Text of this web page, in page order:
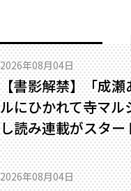
2026年08月04日
【書影解禁】「成
ルにひかれて寺マ
し読み連載がスター
2026年08月04日